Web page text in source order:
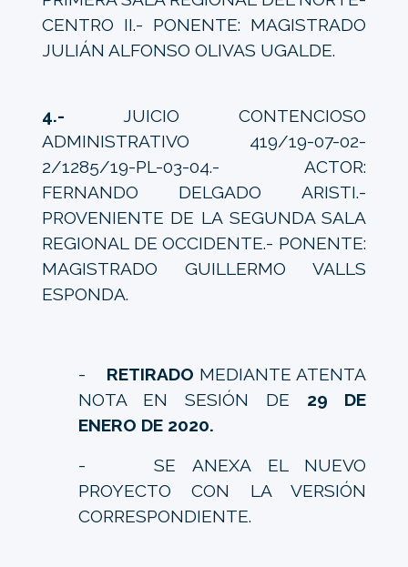
CENTRO II.- PONENTE: MAGISTRADO
JULIÁN ALFONSO OLIVAS UGALDE.
4.- JUICIO CONTENCIOSO
ADMINISTRATIVO 419/19-07-02-
2/1285/19-PL-03-04.- ACTOR:
FERNANDO DELGADO ARISTI.-
PROVENIENTE DE LA SEGUNDA SALA
REGIONAL DE OCCIDENTE.- PONENTE:
MAGISTRADO GUILLERMO VALLS
ESPONDA.
- RETIRADO MEDIANTE ATENTA
NOTA EN SESIÓN DE 29 DE
ENERO DE 2020.
- SE ANEXA EL NUEVO
PROYECTO CON LA VERSIÓN
CORRESPONDIENTE.